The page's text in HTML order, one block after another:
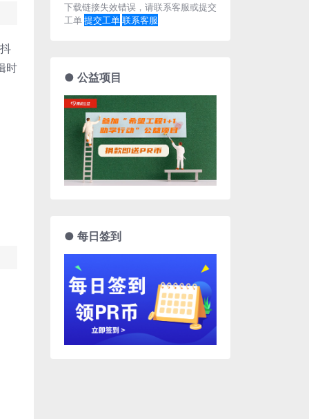
时
下载链接失效错误，请联系客服或提交
工单提交工单联系客服
● 公益项目
● 每日签到